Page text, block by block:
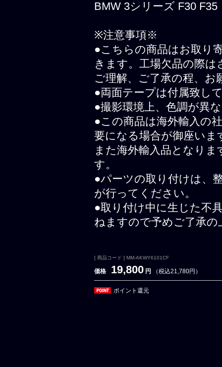
BMW 3シリーズ F30 F35
※注意事項※
●こちらの商品はお取り
きます。工場欠品の際
ご理解、ご了承の程、お
●両面テープは付属致し
●撮影環境上、色調が異
●この商品は海外輸入の
要になる場合が御座いま
また海外輸入品となり
す。
●パーツの取り付けは、
が行ってください。
●取り付け中に生じた不
ねますので予めご了承
[ 商品コード ] MM-AKWY6101CF
価格 19,800 円 （税込21,780円）
ポイント還元